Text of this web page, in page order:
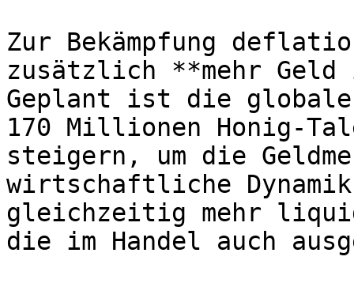
Zur Bekämpfung
zusätzlich **mehr
Geplant ist die globale
170 Millionen Honig-
steigern, um die
wirtschaftliche
gleichzeitig mehr
die im Handel auch